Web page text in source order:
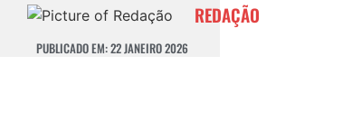
REDAÇÃO
PUBLICADO EM:22 JANEIRO 2026